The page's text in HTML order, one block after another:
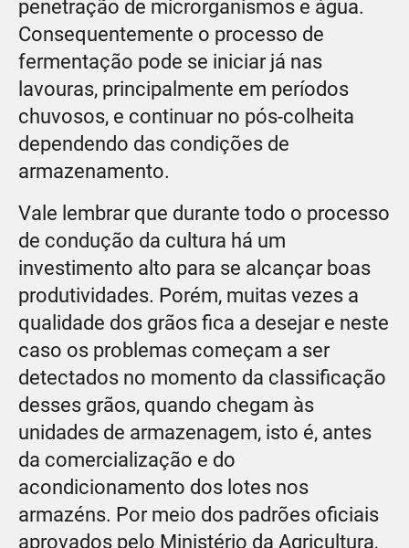
penetração de microrganismos e água.
Consequentemente o processo de
fermentação pode se iniciar já nas
lavouras, principalmente em períodos
chuvosos, e continuar no pós-colheita
dependendo das condições de
armazenamento.
Vale lembrar que durante todo o processo
de condução da cultura há um
investimento alto para se alcançar boas
produtividades. Porém, muitas vezes a
qualidade dos grãos fica a desejar e neste
caso os problemas começam a ser
detectados no momento da classificação
desses grãos, quando chegam às
unidades de armazenagem, isto é, antes
da comercialização e do
acondicionamento dos lotes nos
armazéns. Por meio dos padrões oficiais
aprovados pelo Ministério da Agricultura,